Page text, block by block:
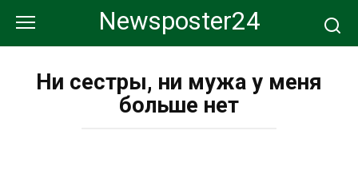
контенту
Newsposter24
Ни сестры, ни мужа у меня
больше нет